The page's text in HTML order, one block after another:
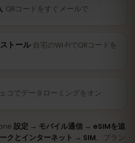
QRコードをすぐメールで
トール 自宅のWi‑FiでQRコードを
コでデータローミングをオン
設定 → モバイル通信 → eSIMを追
クとインターネット → SIM 。プラン